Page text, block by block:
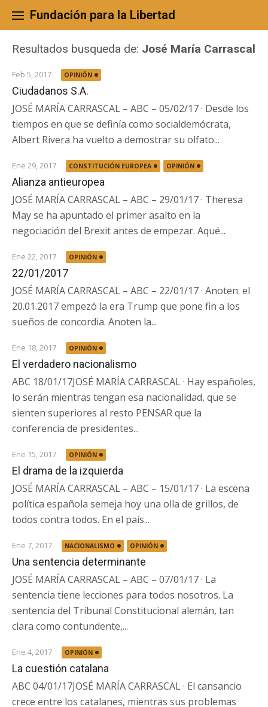
content
Fundación para la Libertad
Resultados busqueda de: José María Carrascal
Feb 5, 2017 OPINIÓN
Ciudadanos S.A.
JOSÉ MARÍA CARRASCAL – ABC – 05/02/17 · Desde los
tiempos en que se definía como socialdemócrata,
Albert Rivera ha vuelto a demostrar su olfato...
Ene 29, 2017 CONSTITUCIÓN EUROPEA OPINIÓN
Alianza antieuropea
JOSÉ MARÍA CARRASCAL – ABC – 29/01/17 · Theresa
May se ha apuntado el primer asalto en la
negociación del Brexit antes de empezar. Aqué...
Ene 22, 2017 OPINIÓN
22/01/2017
JOSÉ MARÍA CARRASCAL – ABC – 22/01/17 · Anoten: el
20.01.2017 empezó la era Trump que pone fin a los
sueños de concordia. Anoten la...
Ene 18, 2017 OPINIÓN
El verdadero nacionalismo
ABC 18/01/17JOSÉ MARÍA CARRASCAL · Hay españoles,
lo serán mientras tengan esa nacionalidad, que se
sienten superiores al resto PENSAR que la
conferencia de presidentes...
Ene 15, 2017 OPINIÓN
El drama de la izquierda
JOSÉ MARÍA CARRASCAL – ABC – 15/01/17 · La escena
política española semeja hoy una olla de grillos, de
todos contra todos. En el país...
Ene 7, 2017 NACIONALISMO OPINIÓN
Una sentencia determinante
JOSÉ MARÍA CARRASCAL – ABC – 07/01/17 · La
sentencia tiene lecciones para todos nosotros. La
sentencia del Tribunal Constitucional alemán, tan
clara como contundente,...
Ene 4, 2017 OPINIÓN
La cuestión catalana
ABC 04/01/17JOSÉ MARÍA CARRASCAL · El cansancio
crece entre los catalanes, mientras sus problemas